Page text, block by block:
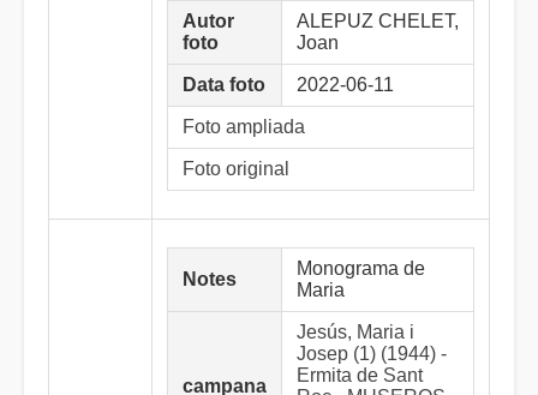
Autor
foto
ALEPUZ CHELET,
Joan
Data foto 2022-06-11
Foto ampliada
Foto original
Notes
Monograma de
Maria
campana
Jesús, Maria i
Josep (1) (1944) -
Ermita de Sant